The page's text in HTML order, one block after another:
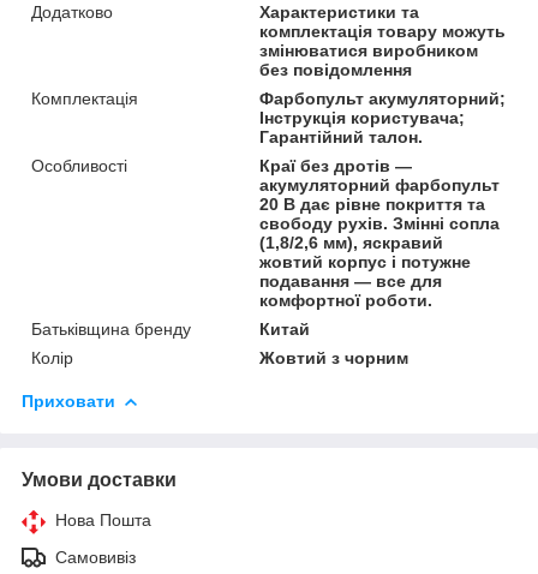
Додатково
Характеристики та
комплектація товару можуть
змінюватися виробником
без повідомлення
Комплектація
Фарбопульт акумуляторний;
Інструкція користувача;
Гарантійний талон.
Особливості
Краї без дротів —
акумуляторний фарбопульт
20 В дає рівне покриття та
свободу рухів. Змінні сопла
(1,8/2,6 мм), яскравий
жовтий корпус і потужне
подавання — все для
комфортної роботи.
Батьківщина бренду
Китай
Колір
Жовтий з чорним
Приховати
Умови доставки
Нова Пошта
Самовивіз